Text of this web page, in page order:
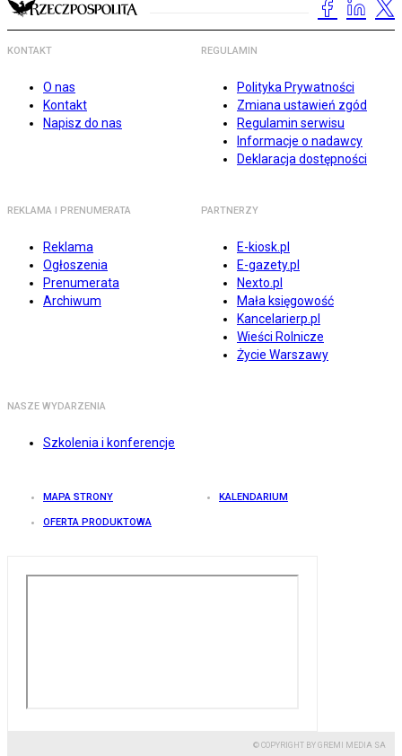
KONTAKT
O nas
Kontakt
Napisz do nas
REGULAMIN
Polityka Prywatności
Zmiana ustawień zgód
Regulamin serwisu
Informacje o nadawcy
Deklaracja dostępności
REKLAMA I PRENUMERATA
Reklama
Ogłoszenia
Prenumerata
Archiwum
PARTNERZY
E-kiosk.pl
E-gazety.pl
Nexto.pl
Mała księgowość
Kancelarierp.pl
Wieści Rolnicze
Życie Warszawy
NASZE WYDARZENIA
Szkolenia i konferencje
MAPA STRONY KALENDARIUM
OFERTA PRODUKTOWA
© COPYRIGHT BY GREMI MEDIA SA